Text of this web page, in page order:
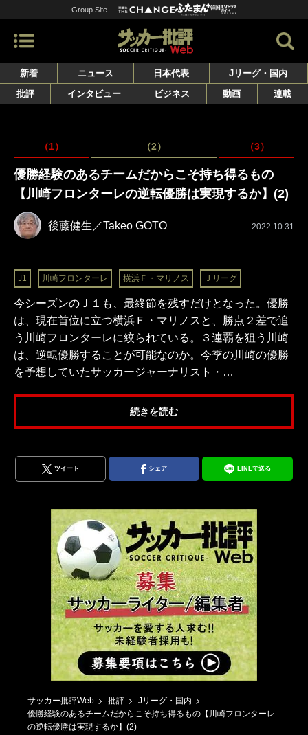
Group Site
新着 ニュース 日本代表
Jリーグ・国内
批評
インタビュー ビジネス 動画 連載
（1） （2） （3）
優勝経験のあるチームだからこそ持ち得るもの
【川崎フロンターレの逆転優勝は実現するか】(2)
後藤健生／Takeo GOTO 2022.10.31
J1 川崎フロンターレ 横浜Ｆ・マリノス Ｊリーグ
今シーズンのＪ１も、最終節を残すだけとなった。優勝
は、現在首位に立つ横浜Ｆ・マリノスと、勝点２差で追
う川崎フロンターレに絞られている。３連覇を狙う川崎
は、逆転優勝することが可能なのか。今季の川崎の優勝
を予想していたサッカージャーナリスト・…
続きを読む
ツイート シェア LINEで送る
サッカー批評Web 批評
Jリーグ・国内
優勝経験のあるチームだからこそ持ち得るもの【川崎フロンターレ
の逆転優勝は実現するか】(2)